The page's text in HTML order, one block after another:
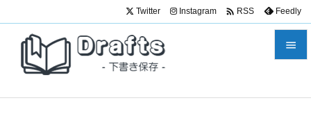

Twitter Instagram  RSS Feedly